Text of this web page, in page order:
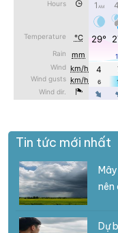
Tin tức mới nhất
nên
Dự